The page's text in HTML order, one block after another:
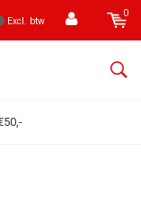
Excl. btw
0